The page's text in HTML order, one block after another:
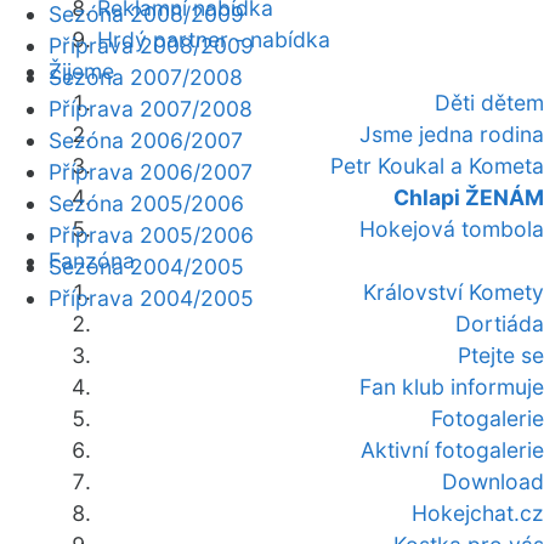
Reklamní nabídka
Hrdý partner - nabídka
Žijeme
Děti dětem
Jsme jedna rodina
Petr Koukal a Kometa
Chlapi ŽENÁM
Hokejová tombola
Fanzóna
Království Komety
Dortiáda
Ptejte se
Fan klub informuje
Fotogalerie
Aktivní fotogalerie
Download
Hokejchat.cz
Sezóna 2008/2009
Příprava 2008/2009
Sezóna 2007/2008
Příprava 2007/2008
Sezóna 2006/2007
Příprava 2006/2007
Sezóna 2005/2006
Příprava 2005/2006
Sezóna 2004/2005
Příprava 2004/2005